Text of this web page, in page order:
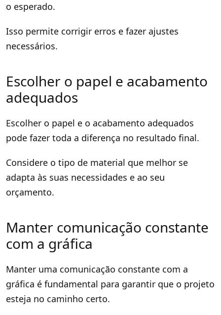
o esperado.
Isso permite corrigir erros e fazer ajustes
necessários.
Escolher o papel e acabamento
adequados
Escolher o papel e o acabamento adequados
pode fazer toda a diferença no resultado final.
Considere o tipo de material que melhor se
adapta às suas necessidades e ao seu
orçamento.
Manter comunicação constante
com a gráfica
Manter uma comunicação constante com a
gráfica é fundamental para garantir que o projeto
esteja no caminho certo.